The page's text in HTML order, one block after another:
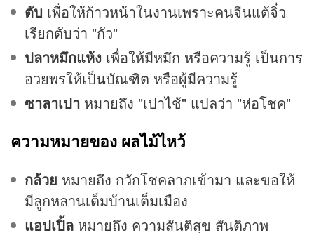
ตับ เพื่อให้ก้าวหน้าในงานเพราะคนจีนแต้จิ๋ว
เรียกตับว่า "กัว"
ปลาหมึกแห้ง เพื่อให้มีหมึก หรือความรู้ เป็นการ
อวยพรให้เป็นบัณฑิต หรือผู้มีความรู้
ซาลาเปา หมายถึง "เปาไช้" แปลว่า "ห่อโชค"
ความหมายของ ผลไม้ไหว้
กล้วย หมายถึง กวักโชคลาภเข้ามา และขอให้
มีลูกหลานเต็มบ้านเต็มเมือง
แอปเปิ้ล หมายถึง ความสันติสุข สันติภาพ